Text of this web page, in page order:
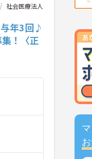
社会医療法人
年3回♪
！〈正